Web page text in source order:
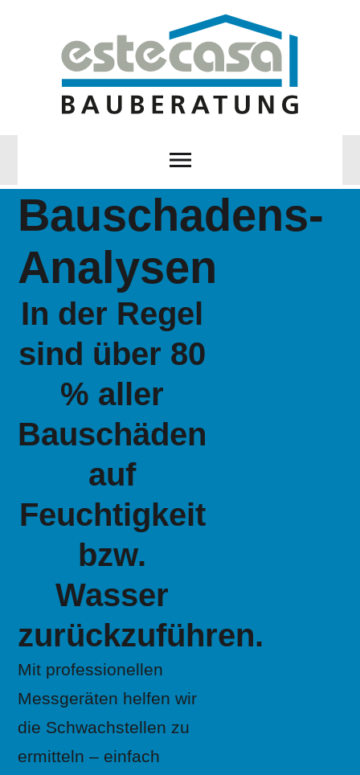
Bauschadens-
Analysen
In der Regel
sind über 80
% aller
Bauschäden
auf
Feuchtigkeit
bzw.
Wasser
zurückzuführen.
Mit professionellen
Messgeräten helfen wir
die Schwachstellen zu
ermitteln – einfach